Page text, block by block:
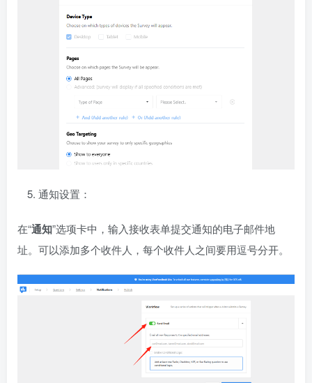
通知设置：
在“通知”选项卡中，输入接收表单提交通知的电子邮件地
址。可以添加多个收件人，每个收件人之间要用逗号分开。